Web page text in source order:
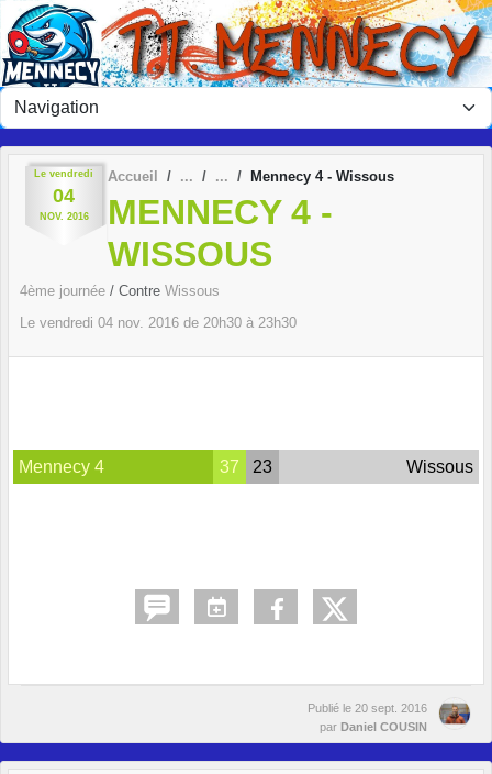
Le vendredi
04
NOV. 2016
Accueil Mennecy 4 - Wissous
MENNECY 4 -
WISSOUS
4ème journée / Contre Wissous
Le vendredi 04 nov. 2016 de 20h30 à 23h30
Mennecy 4 37 23 Wissous
Publié le 20 sept. 2016
par Daniel COUSIN
Panneau de gestion des cookies